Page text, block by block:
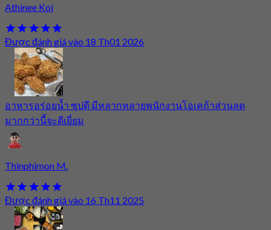
Athinee Koi
Được đánh giá vào 18 Th01 2026
อาหารอร่อยน้ำ ซุปดี มีหลากหลายพนักงานโอเคถ้าส่วนลด
มากกว่านี้จะดีเยี่ยม
Thinphimon M.
Được đánh giá vào 16 Th11 2025